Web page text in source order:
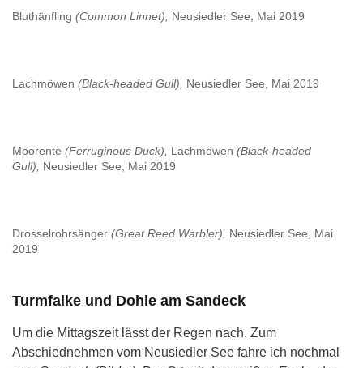
Bluthänfling (Common Linnet), Neusiedler See, Mai 2019
Lachmöwen (Black-headed Gull), Neusiedler See, Mai 2019
Moorente (Ferruginous Duck), Lachmöwen (Black-headed
Gull), Neusiedler See, Mai 2019
Drosselrohrsänger (Great Reed Warbler), Neusiedler See, Mai
2019
Turmfalke und Dohle am Sandeck
Um die Mittagszeit lässt der Regen nach. Zum
Abschiednehmen vom Neusiedler See fahre ich nochmal